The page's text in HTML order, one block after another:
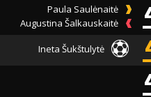
Paula Saulėnaitė
Augustina Šalkauskaitė
Ineta Šukštulytė